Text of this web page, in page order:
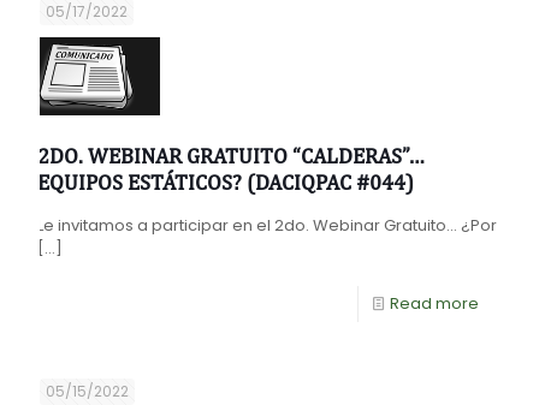
05/17/2022
2DO. WEBINAR GRATUITO “CALDERAS”…
EQUIPOS ESTÁTICOS? (DACIQPAC #044)
Le invitamos a participar en el 2do. Webinar Gratuito… ¿Por
[…]
Read more
05/15/2022